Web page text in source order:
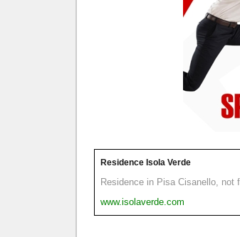
Residence Isola Verde
Residence in Pisa Cisanello, not
www.isolaverde.com